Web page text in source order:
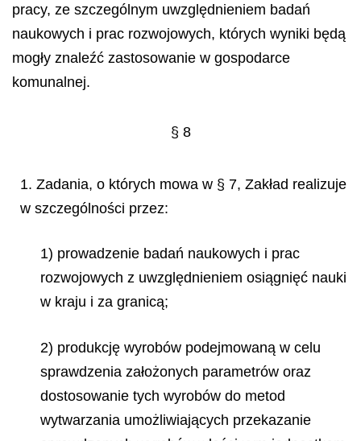
pracy, ze szczególnym uwzględnieniem badań
naukowych i prac rozwojowych, których wyniki będą
mogły znaleźć zastosowanie w gospodarce
komunalnej.
§ 8
1. Zadania, o których mowa w § 7, Zakład realizuje
w szczególności przez:
1) prowadzenie badań naukowych i prac
rozwojowych z uwzględnieniem osiągnięć nauki
w kraju i za granicą;
2) produkcję wyrobów podejmowaną w celu
sprawdzenia założonych parametrów oraz
dostosowanie tych wyrobów do metod
wytwarzania umożliwiających przekazanie